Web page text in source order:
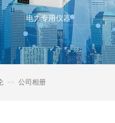
电力专用仪器
>> 公司相册